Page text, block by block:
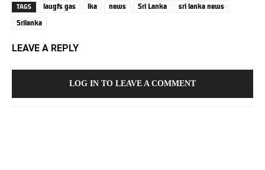
TAGS laugfs gas lka news Sri Lanka
sri lanka news
Srilanka
LEAVE A REPLY
LOG IN TO LEAVE A COMMENT